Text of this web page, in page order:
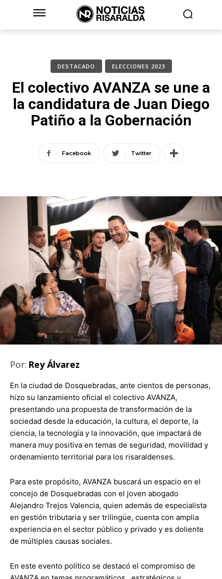
DESTACADO ELECCIONES 2023
El colectivo AVANZA se une a
la candidatura de Juan Diego
Patiño a la Gobernación
Facebook Twitter
Por: Rey Álvarez
En la ciudad de Dosquebradas, ante cientos de personas,
hizo su lanzamiento oficial el colectivo AVANZA,
presentando una propuesta de transformación de la
sociedad desde la educación, la cultura, el deporte, la
ciencia, la tecnología y la innovación, que impactará de
manera muy positiva en temas de seguridad, movilidad y
ordenamiento territorial para los risaraldenses.
Para este propósito, AVANZA buscará un espacio en el
concejo de Dosquebradas con el joven abogado
Alejandro Trejos Valencia, quien además de especialista
en gestión tributaria y ser trilingüe, cuenta con amplia
experiencia en el sector público y privado y es doliente
de múltiples causas sociales.
En este evento político se destacó el compromiso de